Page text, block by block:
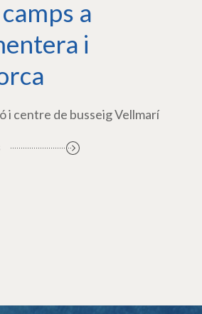
a
i
i centre de busseig Vellmarí